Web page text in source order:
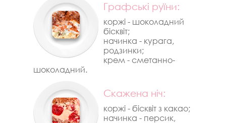
Графські руїни:
коржі - шоколадний
бісквіт;
начинка - курага,
родзинки;
крем - сметанно-
шоколадний.
Cкажена ніч:
коржі - бісквіт з какао;
начинка - персик,